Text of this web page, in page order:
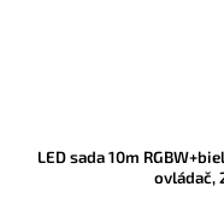
LED sada 10m
ovládač,